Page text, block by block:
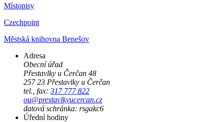
Místopisy
Czechpoint
Městská knihovna Benešov
Adresa
Obecní úřad
Přestavlky u Čerčan 48
257 23 Přestavlky u Čerčan
tel., fax: 317 777 822
ou@prestavlkyucercan.cz
datová schránka: rsgakc6
Úřední hodiny